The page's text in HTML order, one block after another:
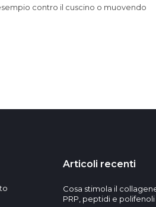
contro il cuscino o muovendo
Articoli recenti
Cosa stimola il
PRP, peptidi e polifenoli